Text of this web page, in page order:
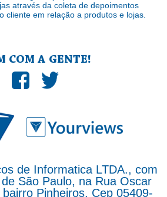
através da coleta de depoimentos
cliente em relação a produtos e lojas.
COM A GENTE!
de Informatica LTDA., com
São Paulo, na Rua Oscar
Pinheiros, Cep 05409-